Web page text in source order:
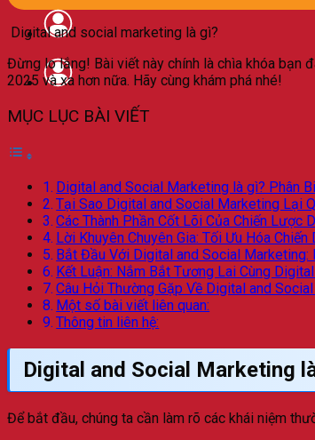
Digital and social marketing là gì?
Đừng lo lắng! Bài viết này chính là chìa khóa bạn
2025 và xa hơn nữa. Hãy cùng khám phá nhé!
MỤC LỤC BÀI VIẾT
Digital and Social Marketing là gì? Phân
Tại Sao Digital and Social Marketing Lại
Các Thành Phần Cốt Lõi Của Chiến Lược
Lời Khuyên Chuyên Gia: Tối Ưu Hóa
Bắt Đầu Với Digital and Social Marketing:
Kết Luận: Nắm Bắt Tương Lai Cùng
Câu Hỏi Thường Gặp Về Digital and
Một số bài viết liên quan:
Thông tin liên hệ:
Digital and Social Marketing
Để bắt đầu, chúng ta cần làm rõ các khái niệm